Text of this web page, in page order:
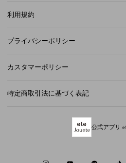
利用規約
プライバシーポリシー
カスタマーポリシー
特定商取引法に基づく表記
公式アプリ